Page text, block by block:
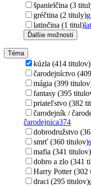
španielčina (3
gréčtina (2 tituly)
latinčina (1 titul)
Ďalšie možnosti
Téma
kúzla (414 titulov)
čarodejníctvo
mágia (399
fantasy (395
priateľstvo (382
čarodejník /
čarodejnica374
dobrodružstvo
smrť (360 titulov)
mafia (341 titulov)
dobro a zlo (341
Harry Potter (302
draci (295 titulov)